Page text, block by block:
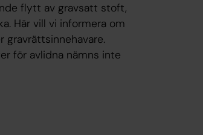
flytt av gravsatt stoft,
Här vill vi informera om
för avlidna nämns inte